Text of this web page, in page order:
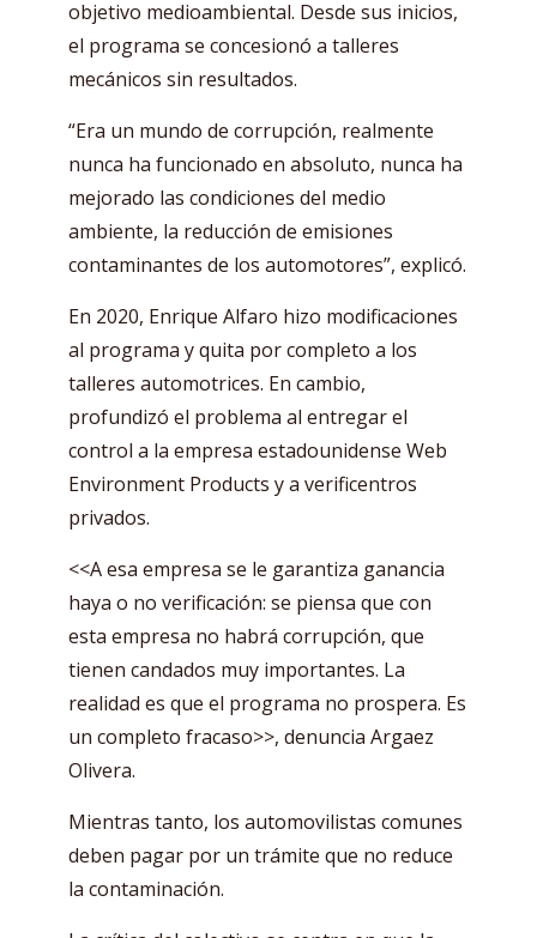
objetivo medioambiental. Desde sus inicios,
el programa se concesionó a talleres
mecánicos sin resultados.
“Era un mundo de corrupción, realmente
nunca ha funcionado en absoluto, nunca ha
mejorado las condiciones del medio
ambiente, la reducción de emisiones
contaminantes de los automotores”, explicó.
En 2020, Enrique Alfaro hizo modificaciones
al programa y quita por completo a los
talleres automotrices. En cambio,
profundizó el problema al entregar el
control a la empresa estadounidense Web
Environment Products y a verificentros
privados.
<<A esa empresa se le garantiza ganancia
haya o no verificación: se piensa que con
esta empresa no habrá corrupción, que
tienen candados muy importantes. La
realidad es que el programa no prospera. Es
un completo fracaso>>, denuncia Argaez
Olivera.
Mientras tanto, los automovilistas comunes
deben pagar por un trámite que no reduce
la contaminación.